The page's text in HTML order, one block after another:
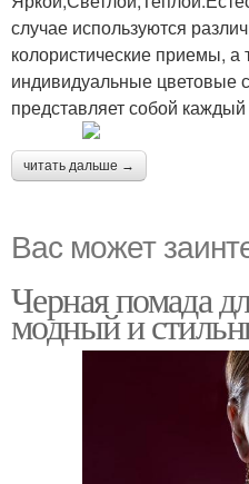
случае используются
колористические приемы, а
индивидуальные цветовые
представляет собой
читать дальше →
Вас может
Черная помада
модный и